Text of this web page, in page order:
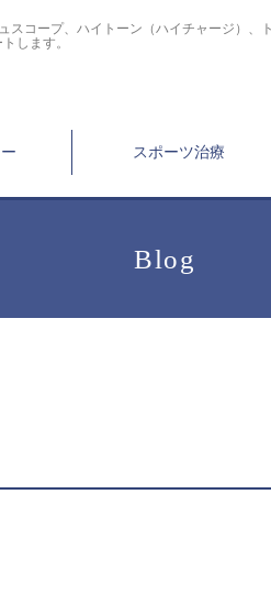
スコープ、ハイトーン（ハイチャージ）、
します。
スポーツ治療
Blog